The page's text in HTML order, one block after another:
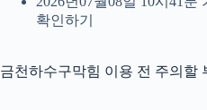
확인하기
금천하수구막힘 이용 전 주의할